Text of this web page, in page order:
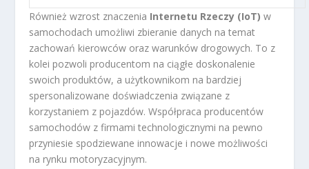
Również wzrost znaczenia Internetu Rzeczy (IoT) w
samochodach umożliwi zbieranie danych na temat
zachowań kierowców oraz warunków drogowych. To z
kolei pozwoli producentom na ciągłe doskonalenie
swoich produktów, a użytkownikom na bardziej
spersonalizowane doświadczenia związane z
korzystaniem z pojazdów. Współpraca producentów
samochodów z firmami technologicznymi na pewno
przyniesie spodziewane innowacje i nowe możliwości
na rynku motoryzacyjnym.